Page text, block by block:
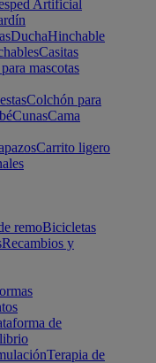
Artificial
DuchaHinchable
Casitas
mascotas
Colchón para
CunasCama
Carrito ligero
remoBicicletas
Recambios y
de
Terapia de